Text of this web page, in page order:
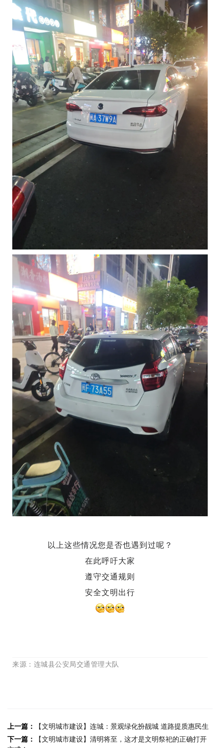
以上这些情况您是否也遇到过呢？
在此呼吁大家
遵守交通规则
安全文明出行
来源 ： 连城县公安局交通管理大队
上一篇：
【文明城市建设】连城：景观绿化扮靓城 道路提质惠民生
下一篇：
【文明城市建设】清明将至，这才是文明祭祀的正确打开